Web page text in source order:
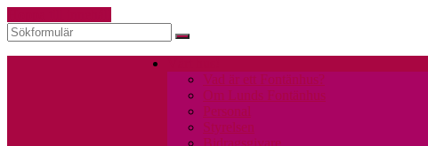
Sök
Vad är ett Fontänhus?
Om Lunds Fontänhus
Personal
Styrelsen
Bidragsgivare